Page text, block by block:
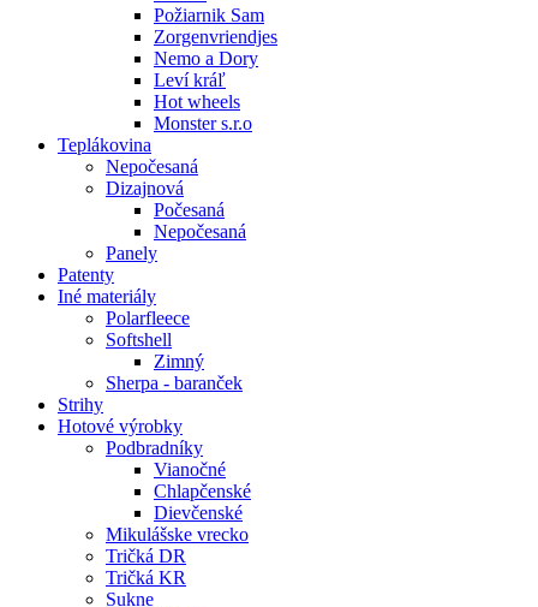
Požiarnik Sam
Zorgenvriendjes
Nemo a Dory
Leví kráľ
Hot wheels
Monster s.r.o
Teplákovina
Nepočesaná
Dizajnová
Počesaná
Nepočesaná
Panely
Patenty
Iné materiály
Polarfleece
Softshell
Zimný
Sherpa - baranček
Strihy
Hotové výrobky
Podbradníky
Vianočné
Chlapčenské
Dievčenské
Mikulášske vrecko
Tričká DR
Tričká KR
Sukne